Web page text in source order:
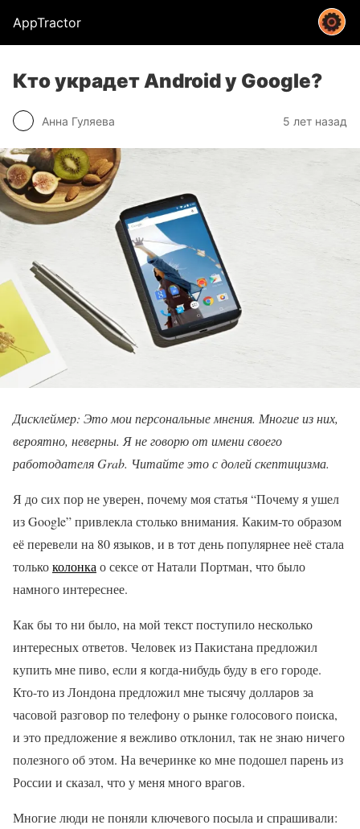
AppTractor
Кто украдет Android у Google?
Анна Гуляева 5 лет назад
Дисклеймер: Это мои персональные мнения. Многие из них,
вероятно, неверны. Я не говорю от имени своего
работодателя Grab. Читайте это с долей скептицизма.
Я до сих пор не уверен, почему моя статья “Почему я ушел
из Google” привлекла столько внимания. Каким-то образом
её перевели на 80 языков, и в тот день популярнее неё стала
толькоколонкао сексе от Натали Портман, что было
намного интереснее.
Как бы то ни было, на мой текст поступило несколько
интересных ответов. Человек из Пакистана предложил
купить мне пиво, если я когда-нибудь буду в его городе.
Кто-то из Лондона предложил мне тысячу долларов за
часовой разговор по телефону о рынке голосового поиска,
и это предложение я вежливо отклонил, так не знаю ничего
полезного об этом. На вечеринке ко мне подошел парень из
России и сказал, что у меня много врагов.
Многие люди не поняли ключевого посыла и спрашивали: